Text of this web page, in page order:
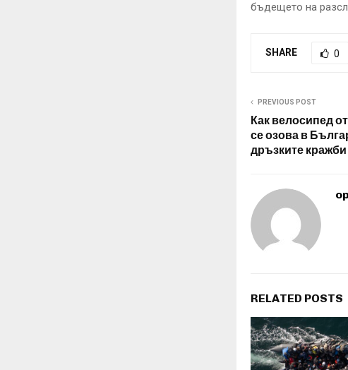
бъдещето на
SHARE 0
PREVIOUS POST
Как велосипед
се озова в
дръзките кражби
RELATED POSTS